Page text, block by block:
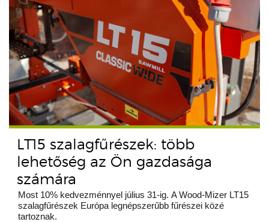
LT15 szalagfűrészek: több
lehetőség az Ön gazdasága
számára
Most 10% kedvezménnyel július 31-ig. A Wood-Mizer LT15
szalagfűrészek Európa legnépszerűbb fűrészei közé
tartoznak.